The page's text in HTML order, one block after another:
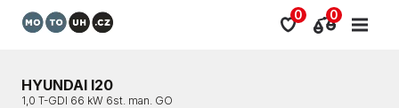
0 0
HYUNDAI I20
1,0 T-GDI 66 kW 6st. man. GO